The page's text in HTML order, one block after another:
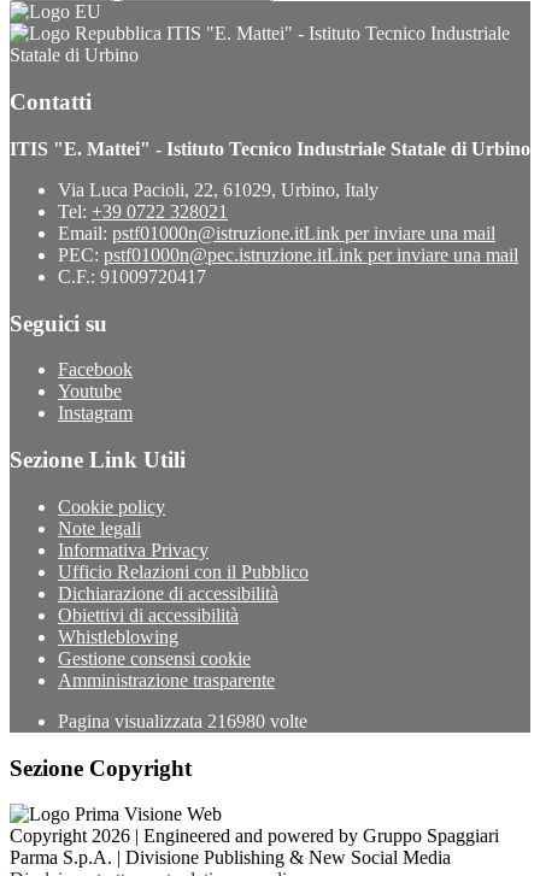
ITIS "E. Mattei" - Istituto Tecnico Industriale
Statale di Urbino
Contatti
ITIS "E. Mattei" - Istituto Tecnico Industriale Statale di Urbino
Via Luca Pacioli, 22, 61029, Urbino, Italy
Tel: +39 0722 328021
Email: pstf01000n@istruzione.itLink per inviare una mail
PEC: pstf01000n@pec.istruzione.itLink per inviare una mail
C.F.: 91009720417
Seguici su
Facebook
Youtube
Instagram
Sezione Link Utili
Cookie policy
Note legali
Informativa Privacy
Ufficio Relazioni con il Pubblico
Dichiarazione di accessibilità
Obiettivi di accessibilità
Whistleblowing
Gestione consensi cookie
Amministrazione trasparente
Pagina visualizzata 216980 volte
Sezione Copyright
Copyright 2026 | Engineered and powered by Gruppo Spaggiari
Parma S.p.A. | Divisione Publishing & New Social Media